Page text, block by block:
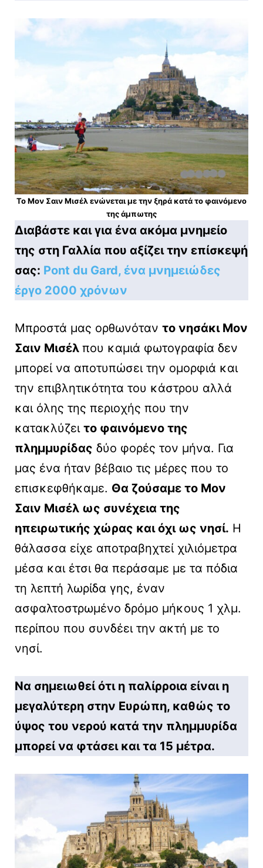
Το Μον Σαιν Μισέλ ενώνεται με την ξηρά κατά το φαινόμενο
της άμπωτης
Διαβάστε και για ένα ακόμα μνημείο
της στη Γαλλία που αξίζει την επίσκεψή
σας: Pont du Gard, ένα μνημειώδες
έργο 2000 χρόνων
Μπροστά μας ορθωνόταν το νησάκι Μον
Σαιν Μισέλ που καμιά φωτογραφία δεν
μπορεί να αποτυπώσει την ομορφιά και
την επιβλητικότητα του κάστρου αλλά
και όλης της περιοχής που την
κατακλύζει το φαινόμενο της
πλημμυρίδας δύο φορές τον μήνα. Για
μας ένα ήταν βέβαιο τις μέρες που το
επισκεφθήκαμε. Θα ζούσαμε το Μον
Σαιν Μισέλ ως συνέχεια της
ηπειρωτικής χώρας και όχι ως νησί. Η
θάλασσα είχε αποτραβηχτεί χιλιόμετρα
μέσα και έτσι θα περάσαμε με τα πόδια
τη λεπτή λωρίδα γης, έναν
ασφαλτοστρωμένο δρόμο μήκους 1 χλμ.
περίπου που συνδέει την ακτή με το
νησί.
Να σημειωθεί ότι η παλίρροια είναι η
μεγαλύτερη στην Ευρώπη, καθώς το
ύψος του νερού κατά την πλημμυρίδα
μπορεί να φτάσει και τα 15 μέτρα.